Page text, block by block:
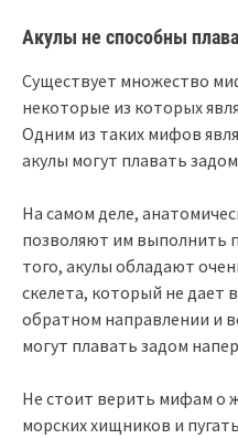
Акулы не способны
Существует множество
некоторые из которых
Одним из таких мифов
акулы могут плавать
На самом деле,
позволяют им выполнить
того, акулы обладают
скелета, который не дает
обратном направлении и
могут плавать задом
Не стоит верить мифам о
морских хищников и